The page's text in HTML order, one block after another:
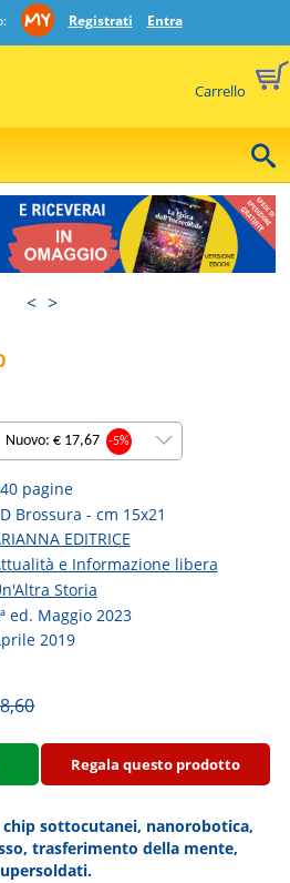
Registrati Entra
Carrello
< >
Nuovo: € 17,67-5%
pagine
Brossura - cm 15x21
EDITRICE
e Informazione libera
Storia
ed. Maggio 2023
2019
Regala questo prodotto
sottocutanei, nanorobotica,
trasferimento della mente,